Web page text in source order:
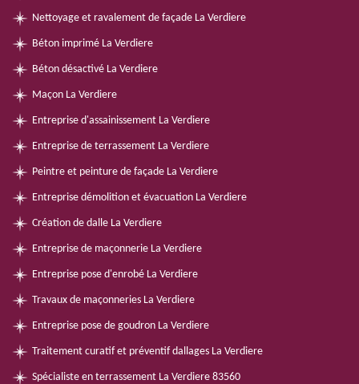
Nettoyage et ravalement de façade La Verdiere
Béton imprimé La Verdiere
Béton désactivé La Verdiere
Maçon La Verdiere
Entreprise d'assainissement La Verdiere
Entreprise de terrassement La Verdiere
Peintre et peinture de façade La Verdiere
Entreprise démolition et évacuation La Verdiere
Création de dalle La Verdiere
Entreprise de maçonnerie La Verdiere
Entreprise pose d'enrobé La Verdiere
Travaux de maçonneries La Verdiere
Entreprise pose de goudron La Verdiere
Traitement curatif et préventif dallages La Verdiere
Spécialiste en terrassement La Verdiere 83560